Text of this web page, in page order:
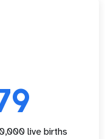
live births